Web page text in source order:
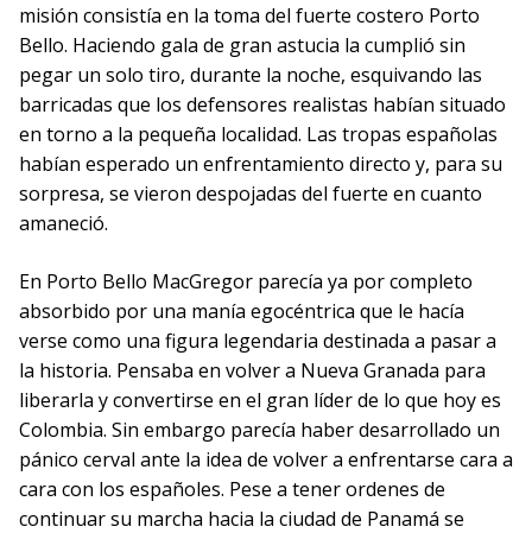
misión consistía en la toma del fuerte costero Porto
Bello. Haciendo gala de gran astucia la cumplió sin
pegar un solo tiro, durante la noche, esquivando las
barricadas que los defensores realistas habían situado
en torno a la pequeña localidad. Las tropas españolas
habían esperado un enfrentamiento directo y, para su
sorpresa, se vieron despojadas del fuerte en cuanto
amaneció.
En Porto Bello MacGregor parecía ya por completo
absorbido por una manía egocéntrica que le hacía
verse como una figura legendaria destinada a pasar a
la historia. Pensaba en volver a Nueva Granada para
liberarla y convertirse en el gran líder de lo que hoy es
Colombia. Sin embargo parecía haber desarrollado un
pánico cerval ante la idea de volver a enfrentarse cara a
cara con los españoles. Pese a tener ordenes de
continuar su marcha hacia la ciudad de Panamá se